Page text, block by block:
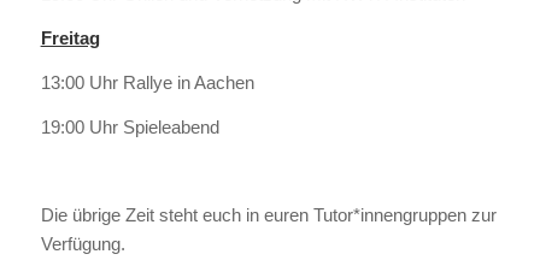
Freitag
13:00 Uhr Rallye in Aachen
19:00 Uhr Spieleabend
Die übrige Zeit steht euch in euren Tutor*innengruppen zur
Verfügung.